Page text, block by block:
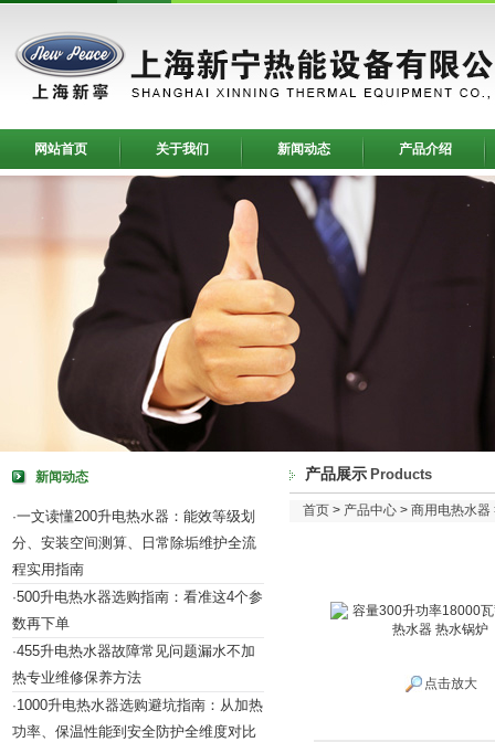
网站首页 关于我们 新闻动态 产品介绍
新闻动态
·一文读懂200升电热水器：能效等级划
分、安装空间测算、日常除垢维护全流
程实用指南
·500升电热水器选购指南：看准这4个参
数再下单
·455升电热水器故障常见问题漏水不加
热专业维修保养方法
·1000升电热水器选购避坑指南：从加热
功率、保温性能到安全防护全维度对比
产品展示 Products
首页 > 产品中心 > 商用电热水器
点击放大